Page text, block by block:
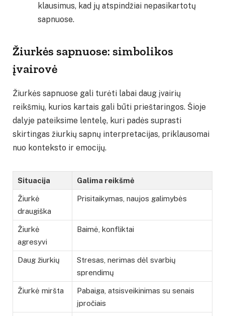
klausimus, kad jų atspindžiai nepasikartotų
sapnuose.
Žiurkės sapnuose: simbolikos
įvairovė
Žiurkės sapnuose gali turėti labai daug įvairių
reikšmių, kurios kartais gali būti prieštaringos. Šioje
dalyje pateiksime lentelę, kuri padės suprasti
skirtingas žiurkių sapnų interpretacijas, priklausomai
nuo konteksto ir emocijų.
Situacija Galima reikšmė
Žiurkė
draugiška
Prisitaikymas, naujos galimybės
Žiurkė
agresyvi
Baimė, konfliktai
Daug žiurkių
Stresas, nerimas dėl svarbių
sprendimų
Žiurkė miršta
Pabaiga, atsisveikinimas su senais
įpročiais